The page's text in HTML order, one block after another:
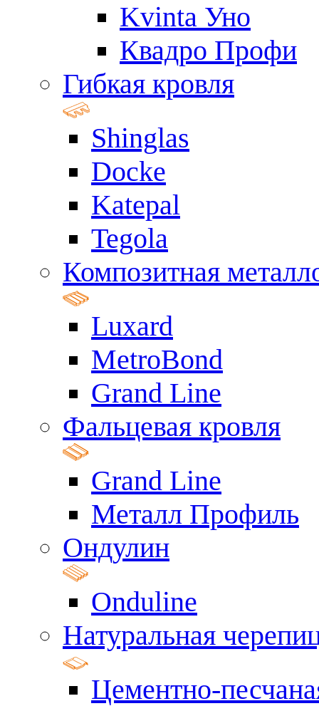
Kvinta Уно
Квадро Профи
Гибкая кровля
Shinglas
Docke
Katepal
Tegola
Композитная
Luxard
MetroBond
Grand Line
Фальцевая кровля
Grand Line
Металл Профиль
Ондулин
Onduline
Натуральная
Цементно-